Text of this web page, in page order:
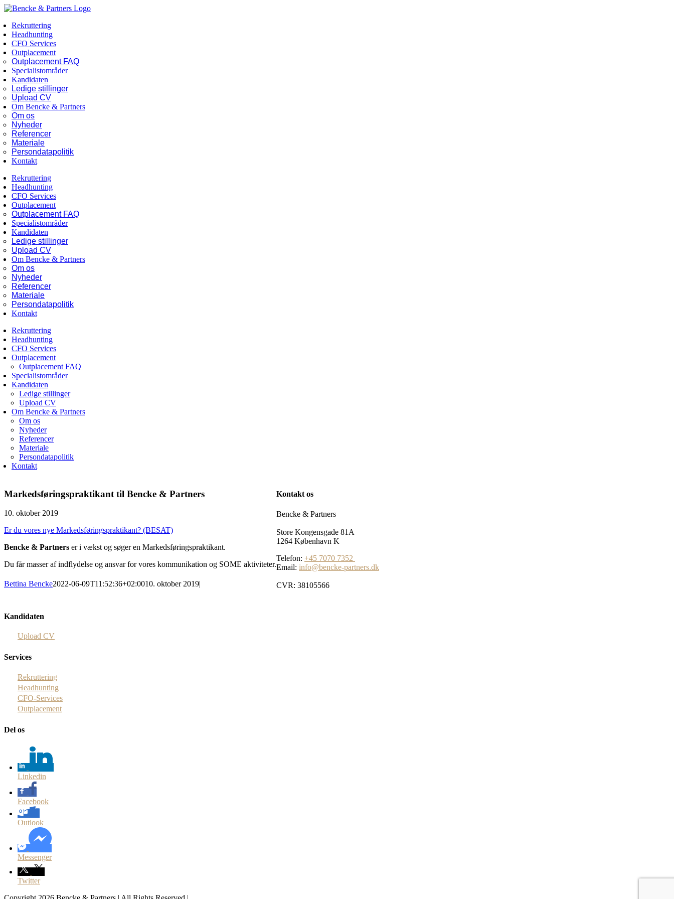
Skip
content
Facebook
LinkedIn
Rekruttering
Headhunting
CFO Services
Outplacement
Outplacement FAQ
Specialistområder
Kandidaten
Ledige stillinger
Upload CV
Om Bencke & Partners
Om os
Nyheder
Referencer
Materiale
Persondatapolitik
Kontakt
Rekruttering
Headhunting
CFO Services
Outplacement
Outplacement FAQ
Specialistområder
Kandidaten
Ledige stillinger
Upload CV
Om Bencke & Partners
Om os
Nyheder
Referencer
Materiale
Persondatapolitik
Kontakt
Rekruttering
Headhunting
CFO Services
Outplacement
Outplacement FAQ
Specialistområder
Kandidaten
Ledige stillinger
Upload CV
Om Bencke & Partners
Om os
Nyheder
Referencer
Materiale
Persondatapolitik
Kontakt
Markedsføringspraktikant til Bencke & Partners
10. oktober 2019
Er du vores nye Markedsføringspraktikant? (BESAT)
Bencke & Partners er i vækst og søger en Markedsføringspraktikant.
Du får masser af indflydelse og ansvar for vores kommunikation og SOME aktiviteter.
Bettina Bencke2022-06-09T11:52:36+02:0010. oktober 2019|
Kontakt os
Bencke & Partners
Store Kongensgade 81A
1264 København K
Telefon: +45 7070 7352
Email: info@bencke-partners.dk
CVR: 38105566
Kandidaten
Upload CV
Services
Rekruttering
Headhunting
CFO-Services
Outplacement
Del os
Linkedin
Facebook
Outlook
Messenger
Twitter